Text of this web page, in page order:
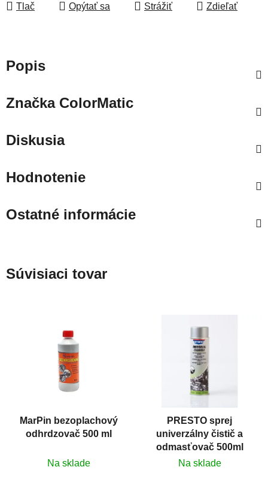
Tlač Opýtať sa Strážiť Zdieľať
Popis
ZnačkaColorMatic
Diskusia
Hodnotenie
Ostatné informácie
Súvisiaci tovar
MarPin bezoplachový
odhrdzovač 500 ml
Na sklade
PRESTO sprej
univerzálny čistič a
odmasťovač 500ml
Na sklade